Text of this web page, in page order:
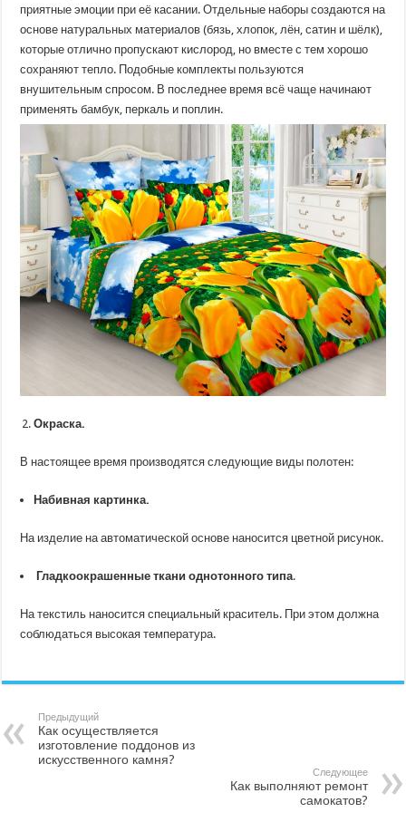
приятные эмоции при её касании. Отдельные наборы создаются на
основе натуральных материалов (бязь, хлопок, лён, сатин и шёлк),
которые отлично пропускают кислород, но вместе с тем хорошо
сохраняют тепло. Подобные комплекты пользуются
внушительным спросом. В последнее время всё чаще начинают
применять бамбук, перкаль и поплин.
Окраска.
В настоящее время производятся следующие виды полотен:
Набивная картинка.
На изделие на автоматической основе наносится цветной рисунок.
Гладкоокрашенные ткани однотонного типа.
На текстиль наносится специальный краситель. При этом должна
соблюдаться высокая температура.
Предыдущий
Как осуществляется
изготовление поддонов из
искусственного камня?
Следующее
Как выполняют ремонт
самокатов?